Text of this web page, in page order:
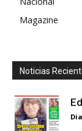
Magazine
Noticias